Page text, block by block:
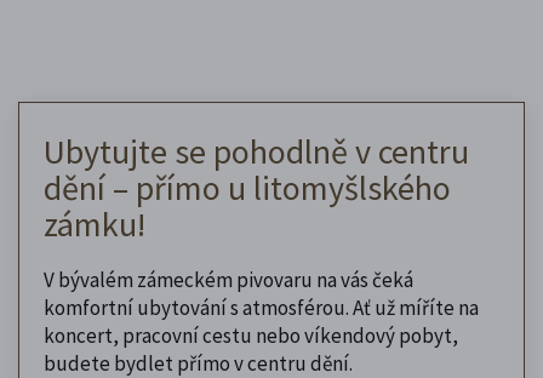
Ubytujte se pohodlně v centru
dění – přímo u litomyšlského
zámku!
V bývalém zámeckém pivovaru na vás čeká
komfortní ubytování s atmosférou. Ať už míříte na
koncert, pracovní cestu nebo víkendový pobyt,
budete bydlet přímo v centru dění.